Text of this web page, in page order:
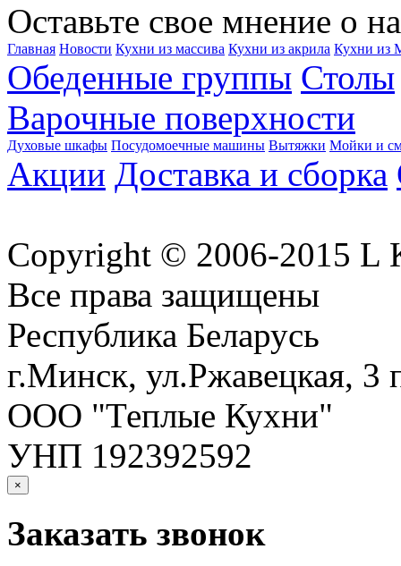
Оставьте свое мнение о
Главная Новости Кухни из массива Кухни из акрила Кухни из
Обеденные группы Столы
Варочные поверхности
Духовые шкафы Посудомоечные машины Вытяжки Мойки и
Акции Доставка и сборка
Copyright © 2006-2015
Все права защищены
Республика Беларусь
г.Минск, ул.Ржавецкая, 3
ООО "Теплые Кухни"
УНП 192392592
×
Заказать звонок